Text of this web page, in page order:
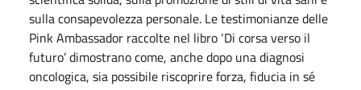
sulla consapevolezza personale. Le testimonianze delle
Pink Ambassador raccolte nel libro ‘Di corsa verso il
futuro’ dimostrano come, anche dopo una diagnosi
oncologica, sia possibile riscoprire forza, fiducia in sé